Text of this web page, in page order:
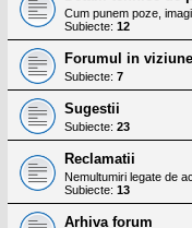
Cum punem poze,
Subiecte: 12
Forumul in
Subiecte: 7
Sugestii
Subiecte: 23
Reclamatii
Nemultumiri legate de
Subiecte: 13
Arhiva forum